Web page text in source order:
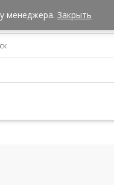
менеджера. Закрыть